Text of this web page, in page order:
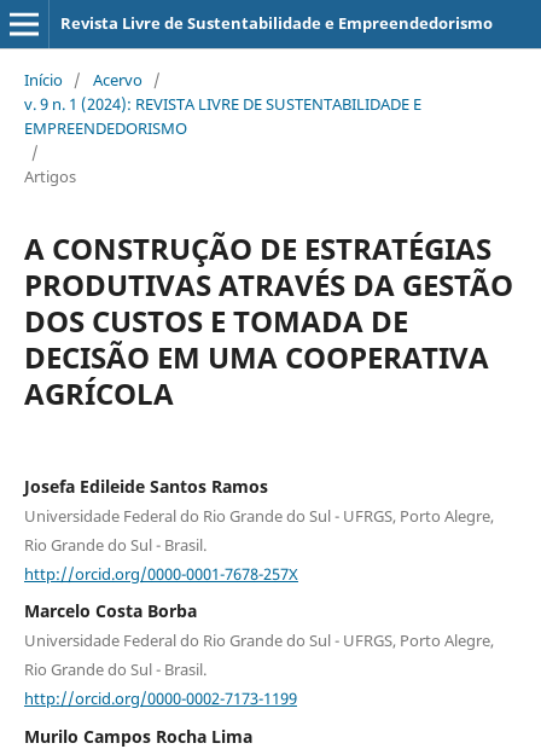
Revista Livre de Sustentabilidade e Empreendedorismo
Início / Acervo /
v. 9 n. 1 (2024): REVISTA LIVRE DE SUSTENTABILIDADE E
EMPREENDEDORISMO
/
Artigos
A CONSTRUÇÃO DE ESTRATÉGIAS
PRODUTIVAS ATRAVÉS DA GESTÃO
DOS CUSTOS E TOMADA DE
DECISÃO EM UMA COOPERATIVA
AGRÍCOLA
Josefa Edileide Santos Ramos
Universidade Federal do Rio Grande do Sul - UFRGS, Porto Alegre,
Rio Grande do Sul - Brasil.
http://orcid.org/0000-0001-7678-257X
Marcelo Costa Borba
Universidade Federal do Rio Grande do Sul - UFRGS, Porto Alegre,
Rio Grande do Sul - Brasil.
http://orcid.org/0000-0002-7173-1199
Murilo Campos Rocha Lima